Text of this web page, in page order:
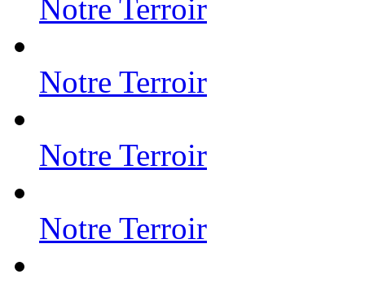
Notre Terroir
Notre Terroir
Notre Terroir
Notre Terroir